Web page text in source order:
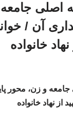
اصلی
آن /
خانواده
جامعه و زن، محور
از نهاد خانواده